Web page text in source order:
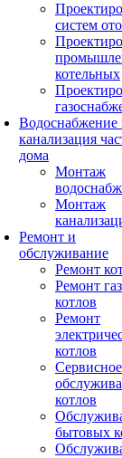
систем
котельных
Водоснабжение
канализация
дома
Монтаж
Монтаж
Ремонт и
обслуживание
Ремонт
Ремонт
котлов
Ремонт
котлов
Сервисное
котлов
бытовых